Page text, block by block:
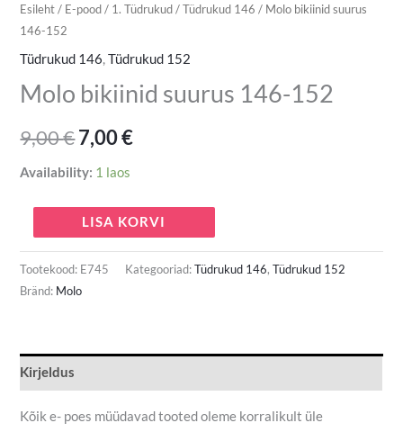
Esileht/ E-pood/ 1. Tüdrukud/Tüdrukud 146 / Molo bikiinid suurus
146-152
Tüdrukud 146,Tüdrukud 152
Molo bikiinid suurus 146-152
9,00€7,00€
Availability: 1 laos
LISA KORVI
Tootekood: E745 Kategooriad:Tüdrukud 146,Tüdrukud 152
Bränd: Molo
Kirjeldus
Kõik e- poes müüdavad tooted oleme korralikult üle